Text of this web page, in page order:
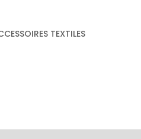
TEXTILES